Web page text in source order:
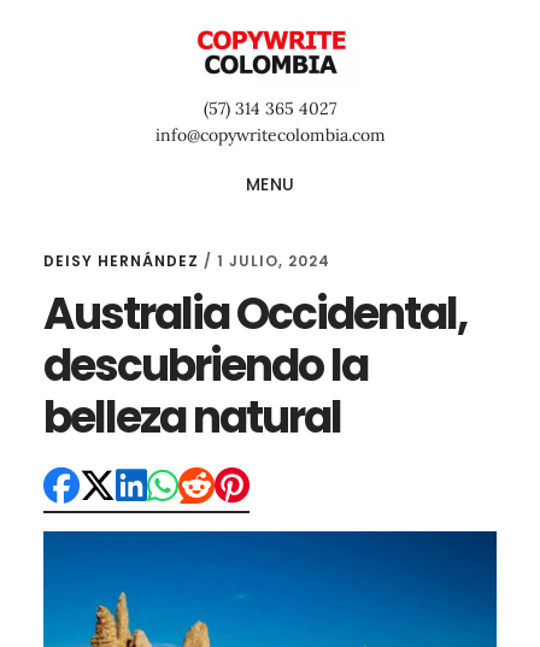
(57) 314 365 4027
info@copywritecolombia.com
MENU
DEISY HERNÁNDEZ / 1 JULIO, 2024
Australia Occidental,
descubriendo la
belleza natural